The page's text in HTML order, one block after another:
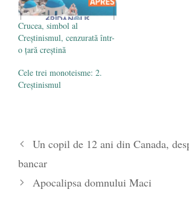
Crucea, simbol al
Creștinismul, cenzurată într-
o țară creștină
Cele trei monoteisme: 2.
Creștinismul
Un copil de 12 ani din Canada,
bancar
Apocalipsa domnului Maci